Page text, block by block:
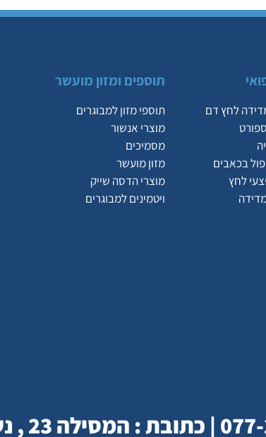
לחץ דם
בכאבים
לחץ
תוספים ומזון מועשר
תוספי מזון למבוגרים
מוצרי אנשור
מסמיכים
מזון מועשר
מוצרי הדסה שייק
ויטמינים למבוגרים